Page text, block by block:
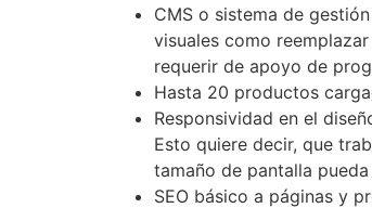
CMS o sistema de
visuales como
requerir de apoyo de
Hasta 20 productos
Responsividad en el
Esto quiere decir, que
tamaño de pantalla
SEO básico a páginas y